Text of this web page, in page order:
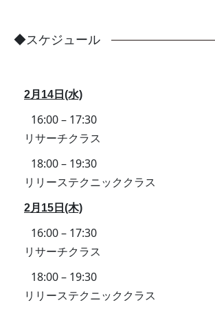
◆スケジュール
2月14日(水)
16:00 – 17:30
リサーチクラス
18:00 – 19:30
リリーステクニッククラス
2月15日(木)
16:00 – 17:30
リサーチクラス
18:00 – 19:30
リリーステクニッククラス